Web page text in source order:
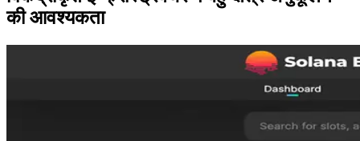
की आवश्यकता